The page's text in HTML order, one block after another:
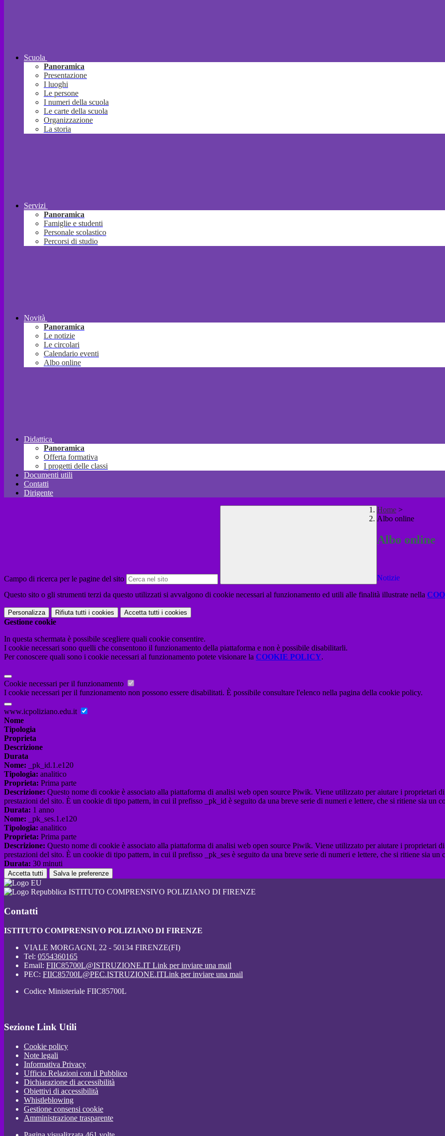
Scuola
Panoramica
Presentazione
I luoghi
Le persone
I numeri della scuola
Le carte della scuola
Organizzazione
La storia
Servizi
Panoramica
Famiglie e studenti
Personale scolastico
Percorsi di studio
Novità
Panoramica
Le notizie
Le circolari
Calendario eventi
Albo online
Didattica
Panoramica
Offerta formativa
I progetti delle classi
Documenti utili
Contatti
Dirigente
Campo di ricerca per le pagine del sito
Home >
Albo online
Albo online
Notizie
Questo sito o gli strumenti terzi da questo utilizzati si avvalgono di cookie necessari al funzionamento ed utili alle finalità illustrate nella
Personalizza Rifiuta tutti i cookies Accetta tutti i cookies
Gestione cookie
In questa schermata è possibile scegliere quali cookie consentire.
I cookie necessari sono quelli che consentono il funzionamento della piattaforma e non è possibile disabilitarli.
Per conoscere quali sono i cookie necessari al funzionamento potete visionare la COOKIE POLICY.
Cookie necessari per il funzionamento
I cookie necessari per il funzionamento non possono essere disabilitati. È possibile consultare l'elenco nella pagina della cookie policy.
www.icpoliziano.edu.it
Nome
Tipologia
Proprieta
Descrizione
Durata
Nome: _pk_id.1.e120
Tipologia: analitico
Proprieta: Prima parte
Descrizione: Questo nome di cookie è associato alla piattaforma di analisi web open source Piwik. Viene utilizzato per aiutare i proprietari
prestazioni del sito. È un cookie di tipo pattern, in cui il prefisso _pk_id è seguito da una breve serie di numeri e lettere, che si ritiene sia un
Durata: 1 anno
Nome: _pk_ses.1.e120
Tipologia: analitico
Proprieta: Prima parte
Descrizione: Questo nome di cookie è associato alla piattaforma di analisi web open source Piwik. Viene utilizzato per aiutare i proprietari
prestazioni del sito. È un cookie di tipo pattern, in cui il prefisso _pk_ses è seguito da una breve serie di numeri e lettere, che si ritiene sia
Durata: 30 minuti
Accetta tutti Salva le preferenze
ISTITUTO COMPRENSIVO POLIZIANO DI FIRENZE
Contatti
ISTITUTO COMPRENSIVO POLIZIANO DI FIRENZE
VIALE MORGAGNI, 22 - 50134 FIRENZE(FI)
Tel: 0554360165
Email: FIIC85700L@ISTRUZIONE.IT Link per inviare una mail
PEC: FIIC85700L@PEC.ISTRUZIONE.ITLink per inviare una mail
Codice Ministeriale FIIC85700L
Sezione Link Utili
Cookie policy
Note legali
Informativa Privacy
Ufficio Relazioni con il Pubblico
Dichiarazione di accessibilità
Obiettivi di accessibilità
Whistleblowing
Gestione consensi cookie
Amministrazione trasparente